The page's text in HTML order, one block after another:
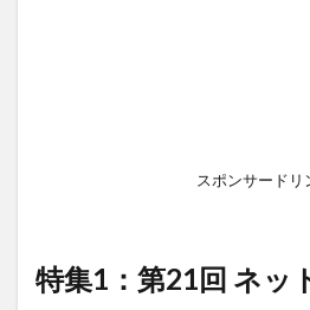
スポンサードリ
特集1： 第21回 ネッ